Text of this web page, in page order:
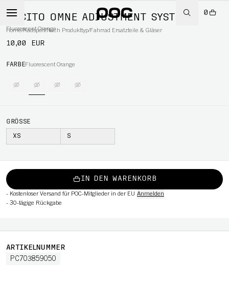
0
Home/Radsport/Nach Produkttyp/Fahrrad Ersatzteile & Gläser
POCITO OMNE ADJUSTMENT SYSTEM
Fluorescent Orange
10,00 EUR
FARBEFluorescent Orange
GRÖSSE
XS S
IN DEN WARENKORB
- Kostenloser Versand für POC-Mitglieder in der EU Anmelden
- 30-tägige Rückgabe
ARTIKELNUMMER
PC703859050